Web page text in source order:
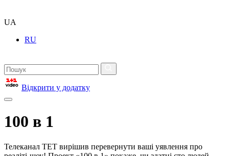
UA
RU
Відкрити у додатку
100 в 1
Телеканал ТЕТ вирішив перевернути ваші уявлення про